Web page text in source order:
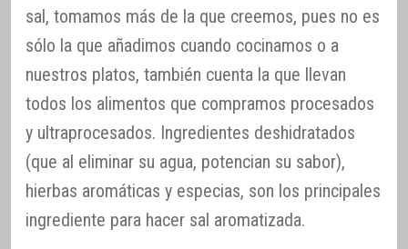
sal, tomamos más de la que creemos, pues no es
sólo la que añadimos cuando cocinamos o a
nuestros platos, también cuenta la que llevan
todos los alimentos que compramos procesados
y ultraprocesados. Ingredientes deshidratados
(que al eliminar su agua, potencian su sabor),
hierbas aromáticas y especias, son los principales
ingrediente para hacer sal aromatizada.